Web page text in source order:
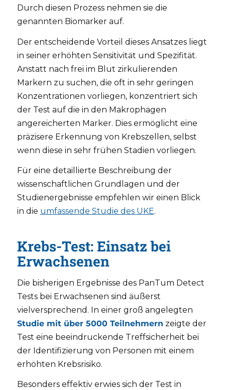
Durch diesen Prozess nehmen sie die
genannten Biomarker auf.
Der entscheidende Vorteil dieses Ansatzes liegt
in seiner erhöhten Sensitivität und Spezifität.
Anstatt nach frei im Blut zirkulierenden
Markern zu suchen, die oft in sehr geringen
Konzentrationen vorliegen, konzentriert sich
der Test auf die in den Makrophagen
angereicherten Marker. Dies ermöglicht eine
präzisere Erkennung von Krebszellen, selbst
wenn diese in sehr frühen Stadien vorliegen.
Für eine detaillierte Beschreibung der
wissenschaftlichen Grundlagen und der
Studienergebnisse empfehlen wir einen Blick
in die umfassende Studie des UKE.
Krebs-Test: Einsatz bei
Erwachsenen
Die bisherigen Ergebnisse des PanTum Detect
Tests bei Erwachsenen sind äußerst
vielversprechend. In einer groß angelegten
Studie mit über 5000 Teilnehmern zeigte der
Test eine beeindruckende Treffsicherheit bei
der Identifizierung von Personen mit einem
erhöhten Krebsrisiko.
Besonders effektiv erwies sich der Test in